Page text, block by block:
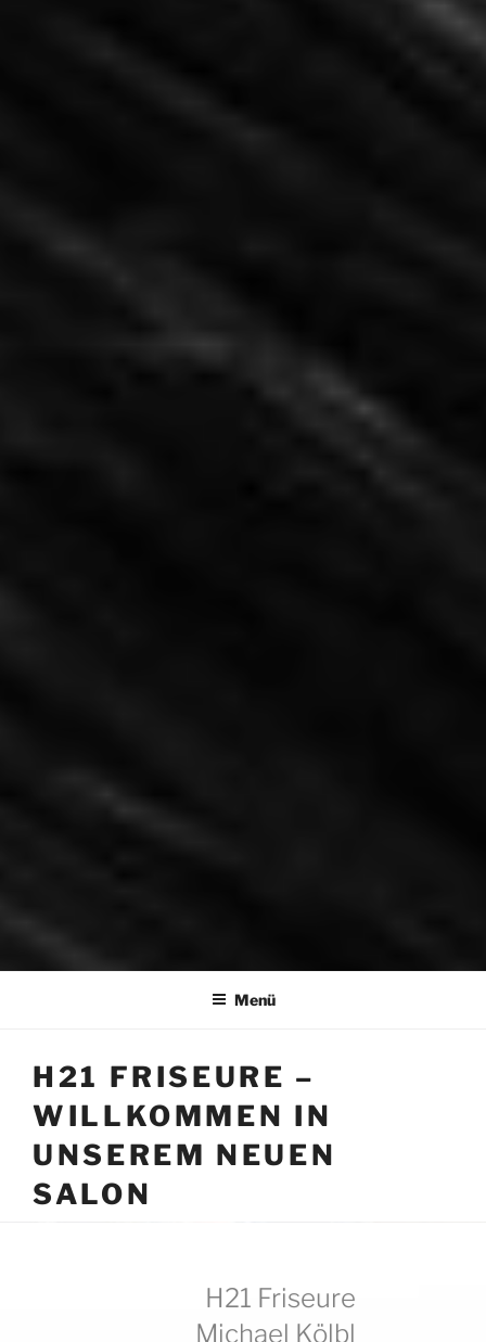
H21 FRISEUREMenü
H21 FRISEURE –
WILLKOMMEN IN
UNSEREM NEUEN
SALON
H21 Friseure
Michael Kölbl